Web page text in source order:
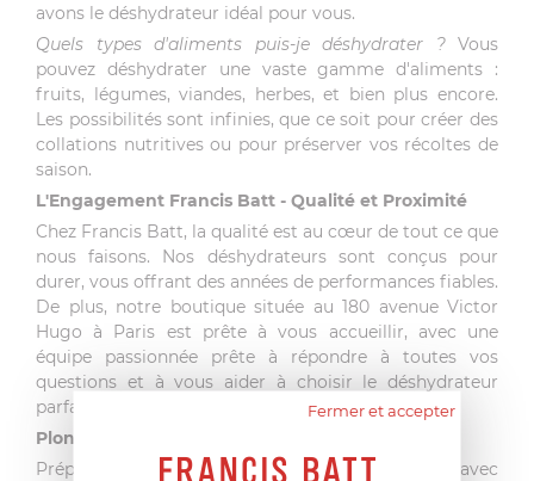
avons le déshydrateur idéal pour vous.
Quels types d'aliments puis-je déshydrater ?Vous
pouvez déshydrater une vaste gamme d'aliments :
fruits, légumes, viandes, herbes, et bien plus encore.
Les possibilités sont infinies, que ce soit pour créer des
collations nutritives ou pour préserver vos récoltes de
saison.
L'Engagement Francis Batt - Qualité et Proximité
Chez Francis Batt, la qualité est au cœur de tout ce que
nous faisons. Nos déshydrateurs sont conçus pour
durer, vous offrant des années de performances fiables.
De plus, notre boutique située au 180 avenue Victor
Hugo à Paris est prête à vous accueillir, avec une
équipe passionnée prête à répondre à toutes vos
questions et à vous aider à choisir le déshydrateur
parfait.
Plongez dans l'Expérience de la Déshydratation
Préparez-vous à une aventure culinaire excitante avec
Fermer et accepter